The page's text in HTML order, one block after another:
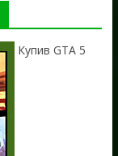
Купив GTA 5